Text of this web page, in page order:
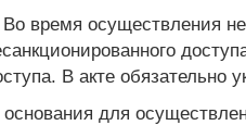
время осуществления
В акте обязательно
основания для